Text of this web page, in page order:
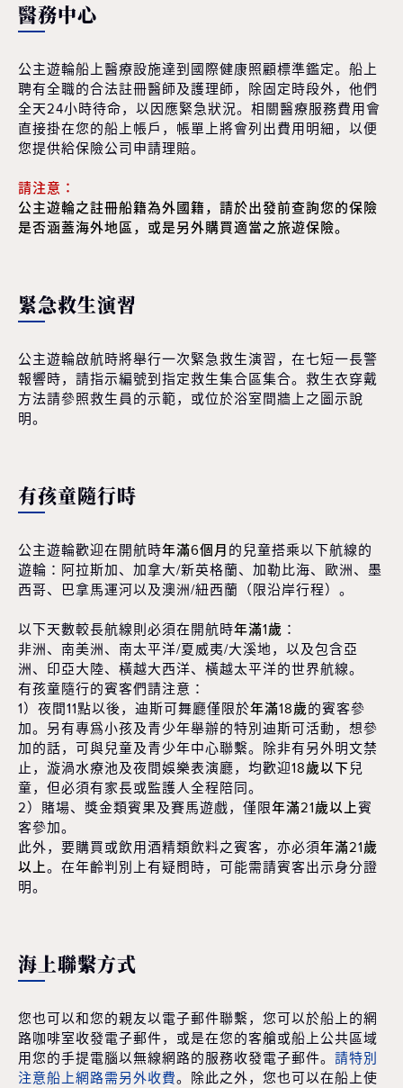
醫務中心
公主遊輪船上醫療設施達到國際健康照顧標準鑑定。船上
聘有全職的合法註冊醫師及護理師，除固定時段外，他們
全天24小時待命，以因應緊急狀況。相關醫療服務費用會
直接掛在您的船上帳戶，帳單上將會列出費用明細，以便
您提供給保險公司申請理賠。
請注意：
公主遊輪之註冊船籍為外國籍，請於出發前查詢您的保險
是否涵蓋海外地區，或是另外購買適當之旅遊保險。
緊急救生演習
公主遊輪啟航時將舉行一次緊急救生演習，在七短一長警
報響時，請指示編號到指定救生集合區集合。救生衣穿戴
方法請參照救生員的示範，或位於浴室間牆上之圖示說
明。
有孩童隨行時
公主遊輪歡迎在開航時年滿6個月 的兒童搭乘以下航線的
遊輪：阿拉斯加、加拿大/新英格蘭、加勒比海、歐洲、墨
西哥、巴拿馬運河以及澳洲/紐西蘭（限沿岸行程）。
以下天數較長航線則必須在開航時年滿1歲 ：
非洲、南美洲、南太平洋/夏威夷/大溪地，以及包含亞
洲、印亞大陸、橫越大西洋、橫越太平洋的世界航線。
有孩童隨行的賓客們請注意：
1）夜間11點以後，迪斯可舞廳僅限於年滿18歲的賓客參
加。另有專爲小孩及青少年舉辦的特別迪斯可活動，想參
加的話，可與兒童及青少年中心聯繫。除非有另外明文禁
止，漩渦水療池及夜間娛樂表演廳，均歡迎18歲以下兒
童，但必須有家長或監護人全程陪同。
2）賭場、獎金類賓果及賽馬遊戲，僅限年滿21歲以上賓
客參加。
此外，要購買或飲用酒精類飲料之賓客，亦必須年滿21歲
以上。在年齡判別上有疑問時，可能需請賓客出示身分證
明。
海上聯繫方式
您也可以和您的親友以電子郵件聯繫，您可以於船上的網
路咖啡室收發電子郵件，或是在您的客艙或船上公共區域
用您的手提電腦以無線網路的服務收發電子郵件。 請特別
注意船上網路需另外收費。除此之外，您也可以在船上使